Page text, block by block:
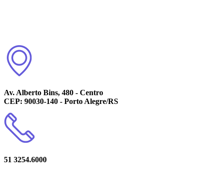
Av. Alberto Bins, 480 - Centro
CEP: 90030-140 - Porto Alegre/RS
51 3254.6000